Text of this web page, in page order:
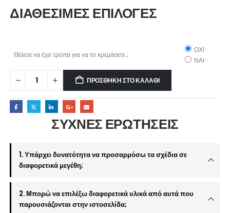
ΔΙΑΘΕΣΙΜΕΣ ΕΠΙΛΟΓΕΣ
Θέλετε να έχει τρύπα για να το κρεμάσετε ;
ΟΧΙ
ΝΑΙ
ΠΡΟΣΘΉΚΗ ΣΤΟ ΚΑΛΆΘΙ
ΣΥΧΝΕΣ ΕΡΩΤΗΣΕΙΣ
1. Υπάρχει δυνατότητα να προσαρμόσω τα σχέδια σε
διαφορετικά μεγέθη;
2. Μπορώ να επιλέξω διαφορετικά υλικά από αυτά που
παρουσιάζονται στην ιστοσελίδα;